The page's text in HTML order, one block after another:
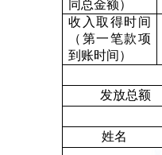
同总金额）
收入取得时间
（第一笔款项
到账时间）
发放总额
姓名